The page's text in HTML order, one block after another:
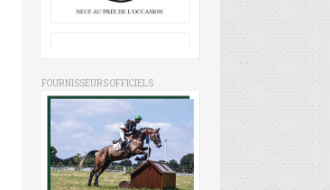
FOURNISSEURS OFFICIELS